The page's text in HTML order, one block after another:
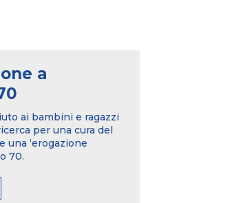
a
ai bambini e ragazzi
per una cura del
una ‘erogazione
70.